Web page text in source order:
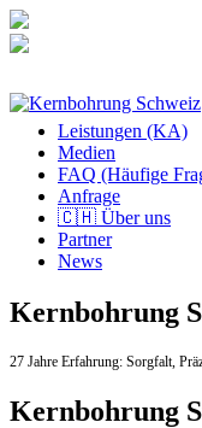
Inhalt
springenLeistungen (KA)
Medien
FAQ (Häufige
Anfrage
🇨🇭 Über uns
Partner
News
Kernbohrung
27 Jahre Erfahrung: Sorgfalt,
Kernbohrung